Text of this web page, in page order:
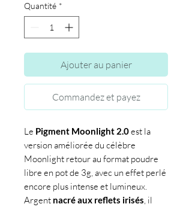
Quantité *
Ajouter au panier
Commandez et payez
Le Pigment Moonlight 2.0est la
version améliorée du célèbre
Moonlight retour au format poudre
libre en pot de 3g, avec un effet perlé
encore plus intense et lumineux.
Argent nacré aux reflets irisés, il